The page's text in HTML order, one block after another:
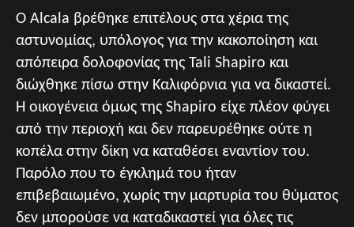
Ο Alcala βρέθηκε επιτέλους στα χέρια της
αστυνομίας, υπόλογος για την κακοποίηση και
απόπειρα δολοφονίας της Tali Shapiro και
διώχθηκε πίσω στην Καλιφόρνια για να δικαστεί.
Η οικογένεια όμως της Shapiro είχε πλέον φύγει
από την περιοχή και δεν παρευρέθηκε ούτε η
κοπέλα στην δίκη να καταθέσει εναντίον του.
Παρόλο που το έγκλημά του ήταν
επιβεβαιωμένο, χωρίς την μαρτυρία του θύματος
δεν μπορούσε να καταδικαστεί για όλες τις